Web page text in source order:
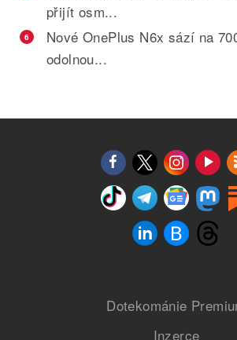
přijít osm...
6
Nové OnePlus N6x sází na
odolnou...
Dotekománie
Inzerce